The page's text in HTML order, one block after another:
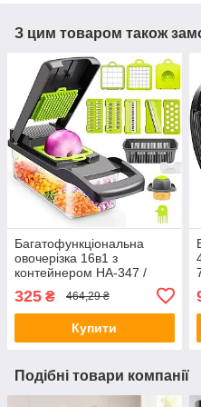
З цим товаром також
Багатофункціональна
овочерізка 16в1 з
контейнером HA-347 /
подрібнювач / Слайсер
для овочів
325 ₴ 464,29 ₴
Купити
Подібні товари компанії